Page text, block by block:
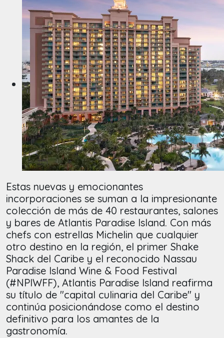
Estas nuevas y emocionantes
incorporaciones se suman a la impresionante
colección de más de 40 restaurantes, salones
y bares de Atlantis Paradise Island. Con más
chefs con estrellas Michelin que cualquier
otro destino en la región, el primer Shake
Shack del Caribe y el reconocido Nassau
Paradise Island Wine & Food Festival
(#NPIWFF), Atlantis Paradise Island reafirma
su título de "capital culinaria del Caribe" y
continúa posicionándose como el destino
definitivo para los amantes de la
gastronomía.